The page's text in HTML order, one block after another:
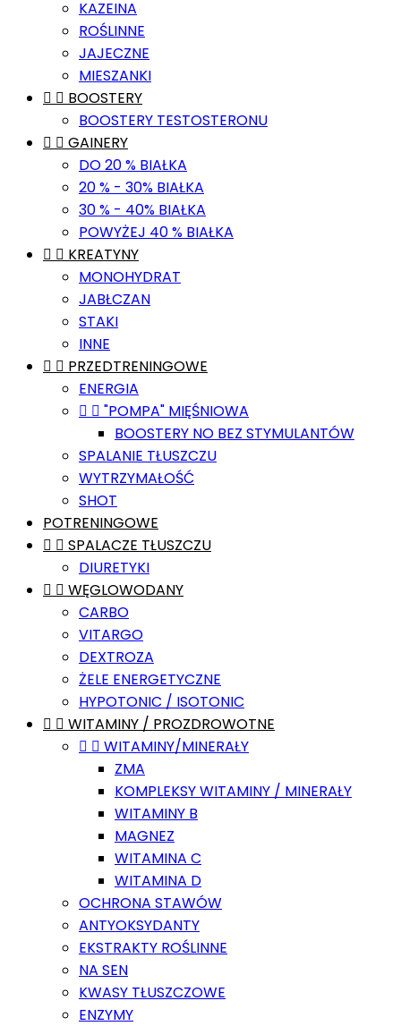
KAZEINA
ROŚLINNE
JAJECZNE
MIESZANKI
  BOOSTERY
BOOSTERY TESTOSTERONU
  GAINERY
DO 20 % BIAŁKA
20 % - 30% BIAŁKA
30 % - 40% BIAŁKA
POWYŻEJ 40 % BIAŁKA
  KREATYNY
MONOHYDRAT
JABŁCZAN
STAKI
INNE
  PRZEDTRENINGOWE
ENERGIA
  "POMPA" MIĘŚNIOWA
BOOSTERY NO BEZ STYMULANTÓW
SPALANIE TŁUSZCZU
WYTRZYMAŁOŚĆ
SHOT
POTRENINGOWE
  SPALACZE TŁUSZCZU
DIURETYKI
  WĘGLOWODANY
CARBO
VITARGO
DEXTROZA
ŻELE ENERGETYCZNE
HYPOTONIC / ISOTONIC
  WITAMINY / PROZDROWOTNE
  WITAMINY/MINERAŁY
ZMA
KOMPLEKSY WITAMINY / MINERAŁY
WITAMINY B
MAGNEZ
WITAMINA C
WITAMINA D
OCHRONA STAWÓW
ANTYOKSYDANTY
EKSTRAKTY ROŚLINNE
NA SEN
KWASY TŁUSZCZOWE
ENZYMY